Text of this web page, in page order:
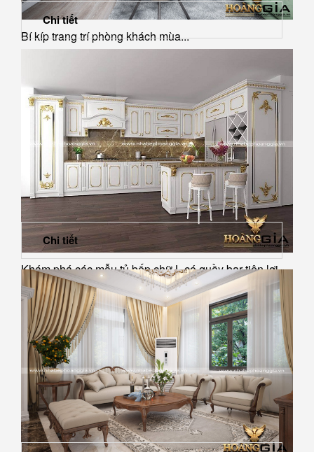
Bí kíp trang trí phòng khách mùa...
Chi tiết
Khám phá các mẫu tủ bếp chữ L có quầy bar tiện lợi
Chi tiết